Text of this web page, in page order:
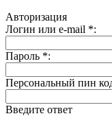
Авторизация
Логин или e-mail *:
Пароль *:
Персональный пин
Введите ответ